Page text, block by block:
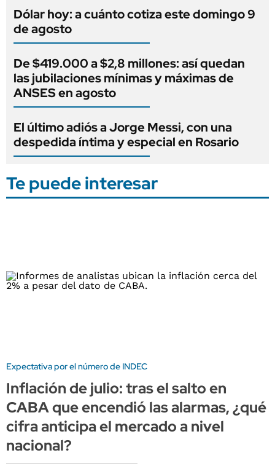
Dólar hoy: a cuánto cotiza este domingo 9
de agosto
De $419.000 a $2,8 millones: así quedan
las jubilaciones mínimas y máximas de
ANSES en agosto
El último adiós a Jorge Messi, con una
despedida íntima y especial en Rosario
Te puede interesar
Expectativa por el número de INDEC
Inflación de julio: tras el salto en
CABA que encendió las alarmas, ¿qué
cifra anticipa el mercado a nivel
nacional?